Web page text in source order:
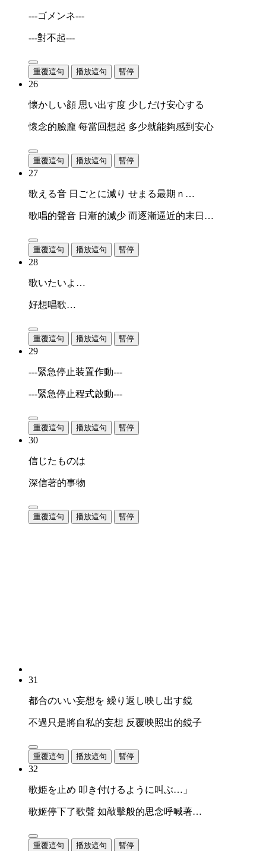
---ゴメンネ---
---對不起---
重覆這句 播放這句 暫停
26
懐かしい顔 思い出す度 少しだけ安心する
懷念的臉龐 每當回想起 多少就能夠感到安心
重覆這句 播放這句 暫停
27
歌える音 日ごとに減り せまる最期ｎ…
歌唱的聲音 日漸的減少 而逐漸逼近的末日…
重覆這句 播放這句 暫停
28
歌いたいよ…
好想唱歌…
重覆這句 播放這句 暫停
29
---緊急停止装置作動---
---緊急停止程式啟動---
重覆這句 播放這句 暫停
30
信じたものは
深信著的事物
重覆這句 播放這句 暫停
31
都合のいい妄想を 繰り返し映し出す鏡
不過只是將自私的妄想 反覆映照出的鏡子
重覆這句 播放這句 暫停
32
歌姫を止め 叩き付けるように叫ぶ…」
歌姬停下了歌聲 如敲擊般的思念呼喊著…
重覆這句 播放這句 暫停